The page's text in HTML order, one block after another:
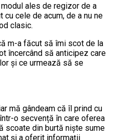
ales de regizor de a
cele de acum, de a nu ne
clasic.
m-a făcut să îmi scot de la
încercând să anticipez care
și ce urmează să se
mă gândeam că îl prind cu
o secvență în care oferea
scoate din burtă niște sume
și a oferit informații